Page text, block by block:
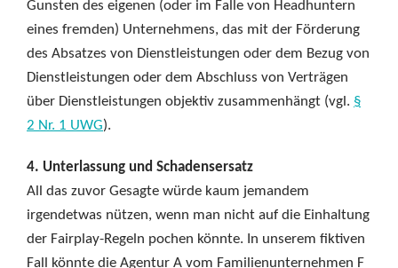
Gunsten des eigenen (oder im Falle von Headhuntern
eines fremden) Unternehmens, das mit der Förderung
des Absatzes von Dienstleistungen oder dem Bezug von
Dienstleistungen oder dem Abschluss von Verträgen
über Dienstleistungen objektiv zusammenhängt (vgl. §
2 Nr. 1 UWG).
4. Unterlassung und Schadensersatz
All das zuvor Gesagte würde kaum jemandem
irgendetwas nützen, wenn man nicht auf die Einhaltung
der Fairplay-Regeln pochen könnte. In unserem fiktiven
Fall könnte die Agentur A vom Familienunternehmen F